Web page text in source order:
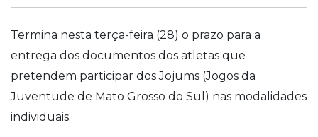
Termina nesta terça-feira (28) o prazo para a
entrega dos documentos dos atletas que
pretendem participar dos Jojums (Jogos da
Juventude de Mato Grosso do Sul) nas modalidades
individuais.